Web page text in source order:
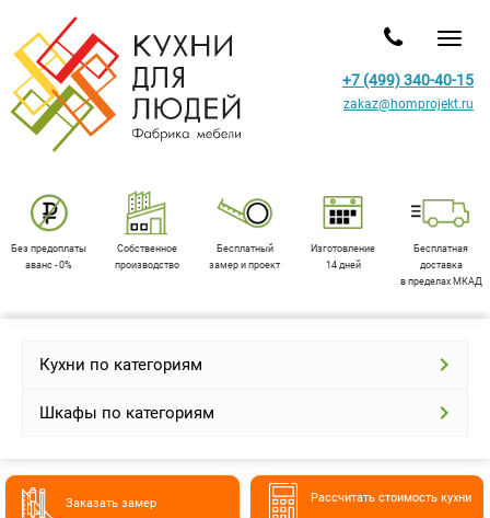
Без предоплаты
аванс - 0%
Собственное
производство
Бесплатный
замер и проект
Изготовление
14 дней
Бесплатная
доставка
в пределах МКАД
+7 (499) 340-40-15
zakaz@homprojekt.ru
Кухни по категориям
Шкафы по категориям
Заказать замер Расcчитать стоимость кухни